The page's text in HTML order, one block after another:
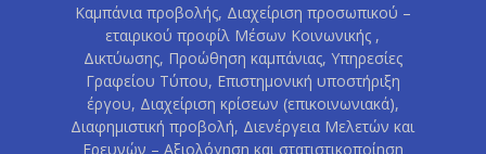
Καμπάνια προβολής, Διαχείριση προσωπικού –
εταιρικού προφίλ Μέσων Κοινωνικής ,
Δικτύωσης, Προώθηση καμπάνιας, Υπηρεσίες
Γραφείου Τύπου, Επιστημονική υποστήριξη
έργου, Διαχείριση κρίσεων (επικοινωνιακά),
Διαφημιστική προβολή, Διενέργεια Μελετών και
Ερευνών – Αξιολόγηση και στατιστικοποίηση